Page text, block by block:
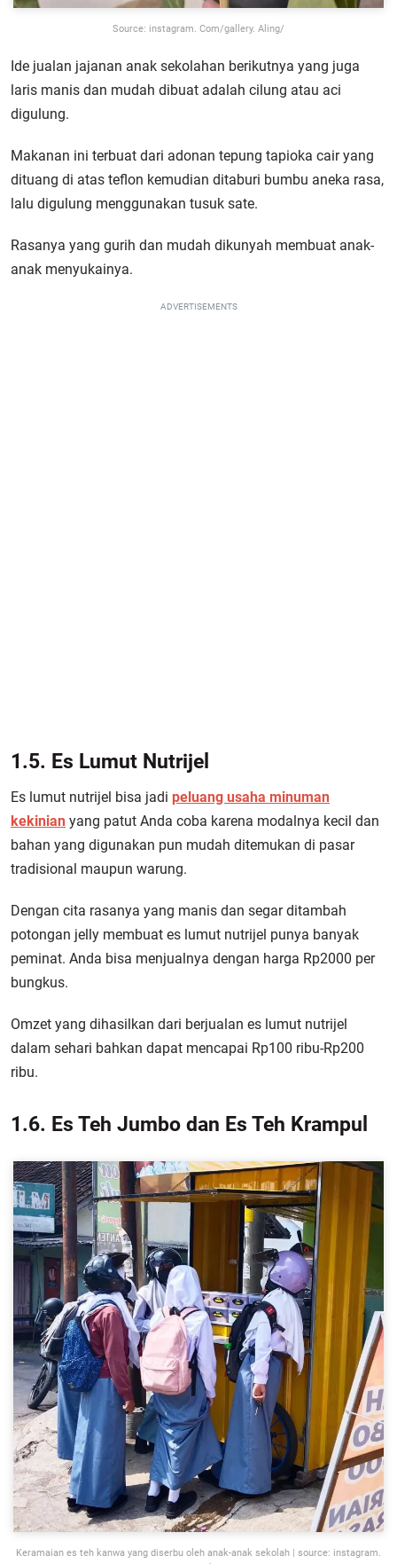
Source: instagram. Com/gallery. Aling/
Ide jualan jajanan anak sekolahan berikutnya yang juga
laris manis dan mudah dibuat adalah cilung atau aci
digulung.
Makanan ini terbuat dari adonan tepung tapioka cair yang
dituang di atas teflon kemudian ditaburi bumbu aneka rasa,
lalu digulung menggunakan tusuk sate.
Rasanya yang gurih dan mudah dikunyah membuat anak-
anak menyukainya.
ADVERTISEMENTS
1.5. Es Lumut Nutrijel
Es lumut nutrijel bisa jadi peluang usaha minuman
kekinian yang patut Anda coba karena modalnya kecil dan
bahan yang digunakan pun mudah ditemukan di pasar
tradisional maupun warung.
Dengan cita rasanya yang manis dan segar ditambah
potongan jelly membuat es lumut nutrijel punya banyak
peminat. Anda bisa menjualnya dengan harga Rp2000 per
bungkus.
Omzet yang dihasilkan dari berjualan es lumut nutrijel
dalam sehari bahkan dapat mencapai Rp100 ribu-Rp200
ribu.
1.6. Es Teh Jumbo dan Es Teh Krampul
Keramaian es teh kanwa yang diserbu oleh anak-anak sekolah | source: instagram.